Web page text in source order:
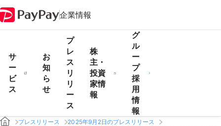
企業情報
サ
ー
ビ
ス
お
知
ら
せ
プ
レ
ス
リ
リ
ー
ス
株
主・
投資
家情
報
グ
ル
ー
プ
採
用
情
報
プレスリリース
2025年9月2日のプレスリリース